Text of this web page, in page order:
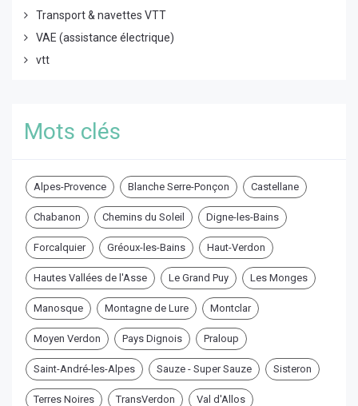
Transport & navettes VTT
VAE (assistance électrique)
vtt
Mots clés
Alpes-Provence Blanche Serre-Ponçon Castellane
Chabanon Chemins du Soleil Digne-les-Bains
Forcalquier Gréoux-les-Bains Haut-Verdon
Hautes Vallées de l'Asse Le Grand Puy Les Monges
Manosque Montagne de Lure Montclar
Moyen Verdon Pays Dignois Praloup
Saint-André-les-Alpes Sauze - Super Sauze Sisteron
Terres Noires TransVerdon Val d'Allos